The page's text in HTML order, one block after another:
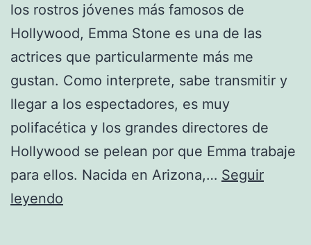
los rostros jóvenes más famosos de
Hollywood, Emma Stone es una de las
actrices que particularmente más me
gustan. Como interprete, sabe transmitir y
llegar a los espectadores, es muy
polifacética y los grandes directores de
Hollywood se pelean por que Emma trabaje
para ellos. Nacida en Arizona,… Seguir
leyendo